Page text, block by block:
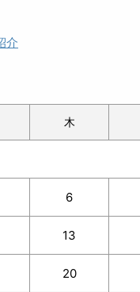
介
木
6
13
20